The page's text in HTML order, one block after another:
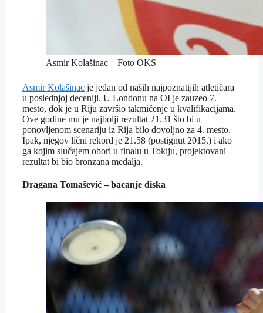
Asmir Kolašinac – Foto OKS
Asmir Kolašinac je jedan od naših najpoznatijih atletičara
u poslednjoj deceniji. U Londonu na OI je zauzeo 7.
mesto, dok je u Riju završio takmičenje u kvalifikacijama.
Ove godine mu je najbolji rezultat 21.31 što bi u
ponovljenom scenariju iz Rija bilo dovoljno za 4. mesto.
Ipak, njegov lični rekord je 21.58 (postignut 2015.) i ako
ga kojim slučajem obori u finalu u Tokiju, projektovani
rezultat bi bio bronzana medalja.
Dragana Tomašević – bacanje diska